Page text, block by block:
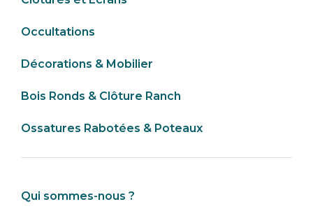
Occultations
Décorations & Mobilier
Bois Ronds & Clôture Ranch
Ossatures Rabotées & Poteaux
Qui sommes-nous ?